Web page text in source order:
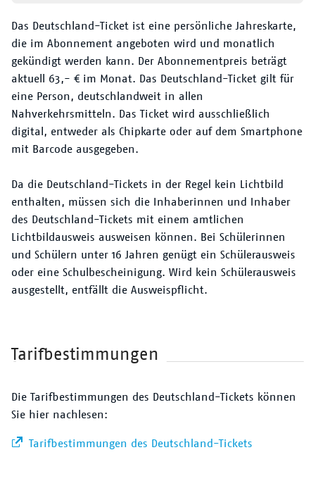
Das Deutschland-Ticket ist eine persönliche Jahreskarte,
die im Abonnement angeboten wird und monatlich
gekündigt werden kann. Der Abonnementpreis beträgt
aktuell 63,- € im Monat. Das Deutschland-Ticket gilt für
eine Person, deutschlandweit in allen
Nahverkehrsmitteln. Das Ticket wird ausschließlich
digital, entweder als Chipkarte oder auf dem Smartphone
mit Barcode ausgegeben.
Da die Deutschland-Tickets in der Regel kein Lichtbild
enthalten, müssen sich die Inhaberinnen und Inhaber
des Deutschland-Tickets mit einem amtlichen
Lichtbildausweis ausweisen können. Bei Schülerinnen
und Schülern unter 16 Jahren genügt ein Schülerausweis
oder eine Schulbescheinigung. Wird kein Schülerausweis
ausgestellt, entfällt die Ausweispflicht.
Tarifbestimmungen
Die Tarifbestimmungen des Deutschland-Tickets können
Sie hier nachlesen:
Tarifbestimmungen des Deutschland-Tickets